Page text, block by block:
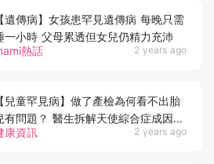
熱話 2 years ago
【遺傳病】女孩患罕見遺傳病 每晚只需
一小時 父母累透但女兒仍精力充沛
康資訊 2 years ago
【兒童罕見病】做了產檢為何看不出胎
有問題？ 醫生拆解天使綜合症成因及
徵